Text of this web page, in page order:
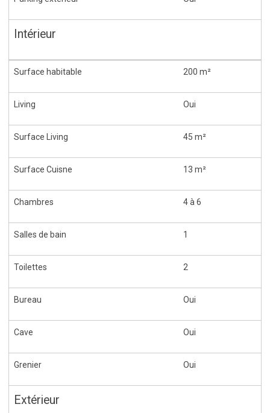
Intérieur
Surface habitable 200 m²
Living Oui
Surface Living 45 m²
Surface Cuisne 13 m²
Chambres 4 à 6
Salles de bain 1
Toilettes 2
Bureau Oui
Cave Oui
Grenier Oui
Extérieur